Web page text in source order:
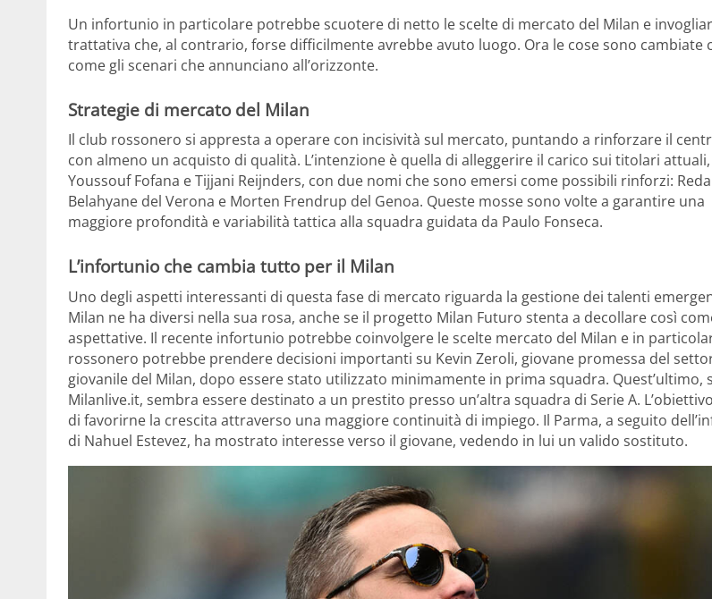
Un infortunio in particolare potrebbe scuotere di netto le scelte di mercato del Milan e
trattativa che, al contrario, forse difficilmente avrebbe avuto luogo. Ora le cose sono cambiate
come gli scenari che annunciano all’orizzonte.
Strategie di mercato del Milan
Il club rossonero si appresta a operare con incisività sul mercato, puntando a rinforzare il
con almeno un acquisto di qualità. L’intenzione è quella di alleggerire il carico sui titolari attuali,
Youssouf Fofana e Tijjani Reijnders, con due nomi che sono emersi come possibili rinforzi: Reda
Belahyane del Verona e Morten Frendrup del Genoa. Queste mosse sono volte a garantire una
maggiore profondità e variabilità tattica alla squadra guidata da Paulo Fonseca.
L’infortunio che cambia tutto per il Milan
Uno degli aspetti interessanti di questa fase di mercato riguarda la gestione dei talenti
Milan ne ha diversi nella sua rosa, anche se il progetto Milan Futuro stenta a decollare così
aspettative. Il recente infortunio potrebbe coinvolgere le scelte mercato del Milan e in
rossonero potrebbe prendere decisioni importanti su Kevin Zeroli, giovane promessa del
giovanile del Milan, dopo essere stato utilizzato minimamente in prima squadra. Quest’ultimo,
Milanlive.it, sembra essere destinato a un prestito presso un’altra squadra di Serie A.
di favorirne la crescita attraverso una maggiore continuità di impiego. Il Parma, a seguito
di Nahuel Estevez, ha mostrato interesse verso il giovane, vedendo in lui un valido sostituto.